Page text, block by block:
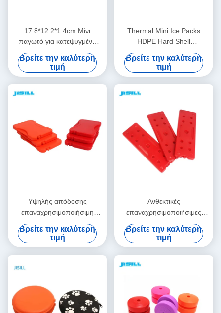
17.8*12.2*1.4cm Μίνι
παγωτό για κατεψυγμένα
τρόφιμα
Βρείτε την καλύτερη
τιμή
Thermal Mini Ice Packs
HDPE Hard Shell
17,8x12,2x1,4cm
Βρείτε την καλύτερη
τιμή
Υψηλής απόδοσης
επαναχρησιμοποιήσιμη
θερμική ψυκτική συσκευή για
τη διατήρηση των τροφίμων
ζεστά
Βρείτε την καλύτερη
τιμή
Ανθεκτικές
επαναχρησιμοποιήσιμες
θερμικές σακούλες για
απομονωμένες σακούλες
μεσημεριανού φαγητού
θερμαίνονται έως και 55
Βρείτε την καλύτερη
τιμή